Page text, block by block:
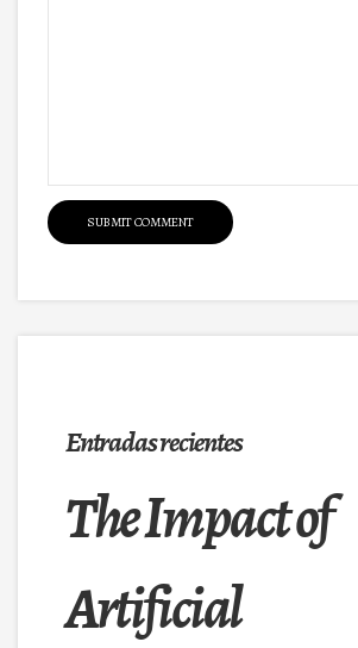
Entradas recientes
The Impact of
Artificial